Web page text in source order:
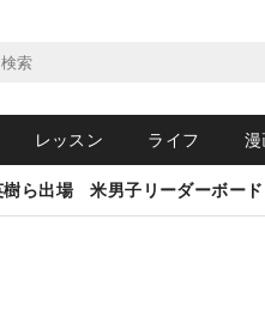
レッスン ライフ 漫
樹ら出場 米男子リーダーボード